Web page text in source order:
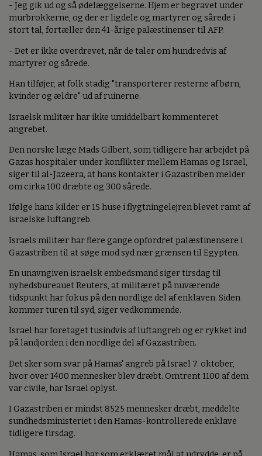
- Jeg gik ud og så ødelæggelserne. Hjem er begravet under
murbrokkerne, og der er ligdele og martyrer og sårede i
stort tal, fortæller den 41-årige palæstinenser til AFP.
- Det er ikke overdrevet, når de taler om hundredvis af
martyrer og sårede.
Han tilføjer, at folk stadig "transporterer resterne af børn,
kvinder og ældre" ud af ruinerne.
Israelsk militær har ikke umiddelbart kommenteret
angrebet.
Den norske læge Mads Gilbert, som tidligere har arbejdet på
Gazas hospitaler under konflikter mellem Hamas og Israel,
siger til al-Jazeera, at hans kontakter i Gazastriben melder
om cirka 100 dræbte og 300 sårede.
Ifølge hans kilder er 15 huse i flygtningelejren blevet ramt af
israelske luftangreb.
Israels militær har flere gange opfordret palæstinensere i
Gazastriben til at søge mod syd nær grænsen til Egypten.
En unavngiven israelsk embedsmand siger tirsdag til
nyhedsbureauet Reuters, at militæret på nuværende
tidspunkt har fokus på den nordlige del af enklaven. Siden
kommer turen til syd, siger vedkommende.
Israel har foretaget tusindvis af luftangreb og er rykket ind
på landjorden i den nordlige del af Gazastriben.
Det sker som svar på Hamas' angreb på Israel 7. oktober,
hvor over 1400 mennesker blev dræbt. Omtrent 1100 af dem
var civile, har Israel oplyst.
I Gazastriben er mindst 8525 mennesker dræbt, meddelte
sundhedsministeriet i den Hamas-kontrollerede enklave
tidligere tirsdag.